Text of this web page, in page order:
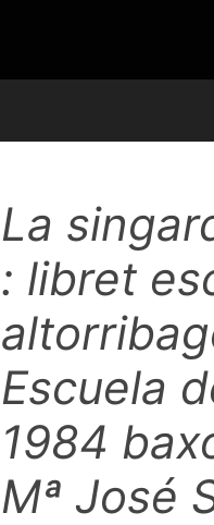
La
: libret
Escuela
1984
Mª José